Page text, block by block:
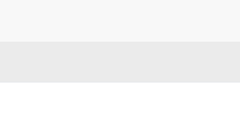
Sie uns
AGB's